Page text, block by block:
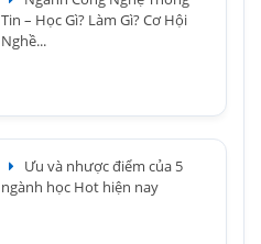
Tin – Học Gì? Làm Gì? Cơ Hội
Nghề...
Ưu và nhược điểm của 5
ngành học Hot hiện nay